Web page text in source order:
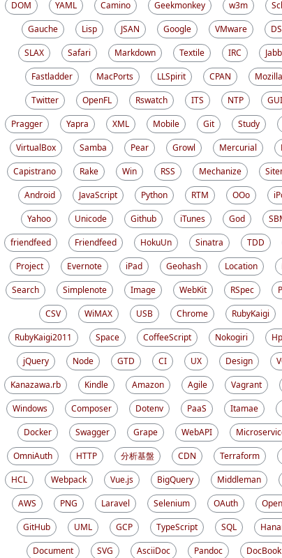
DOM
YAML Camino Geekmonkey w3m
Gauche
Lisp JSAN Google VMware
SLAX
Safari Markdown Textile IRC
Fastladder
MacPorts LLSpirit CPAN
Mozilla
Twitter
OpenFL Rswatch ITS NTP
GUI
Pragger
Yapra XML Mobile Git Study
VirtualBox
Samba Pear Growl Mercurial
Capistrano
Rake Win RSS Mechanize
Android
JavaScript Python RTM OOo
Yahoo
Unicode Github iTunes God
friendfeed
Friendfeed HokuUn Sinatra TDD
Project
Evernote iPad Geohash Location
Search
Simplenote Image WebKit RSpec
CSV
WiMAX USB Chrome
RubyKaigi
RubyKaigi2011
Space CoffeeScript Nokogiri
jQuery
Node GTD CI UX Design
Kanazawa.rb
Kindle Amazon Agile Vagrant
Windows
Composer Dotenv PaaS Itamae
Docker
Swagger Grape WebAPI
OmniAuth
HTTP 分析基盤 CDN Terraform
HCL
Webpack Vue.js BigQuery Middleman
AWS
PNG Laravel Selenium OAuth
GitHub
UML GCP TypeScript SQL
Document
SVG AsciiDoc Pandoc DocBook